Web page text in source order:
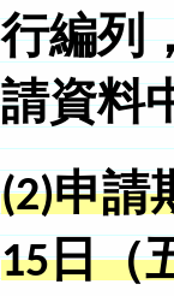
行編列
請資料
(2)申請
15日（